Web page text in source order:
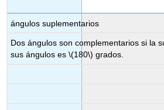
ángulos suplementarios
Dos ángulos son complementarios si la
sus ángulos es\(180\) grados.